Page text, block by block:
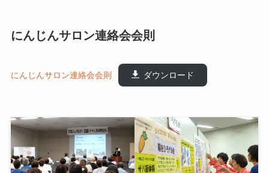
にんじんサロン連絡会会則
にんじんサロン連絡会会則 ダウンロード